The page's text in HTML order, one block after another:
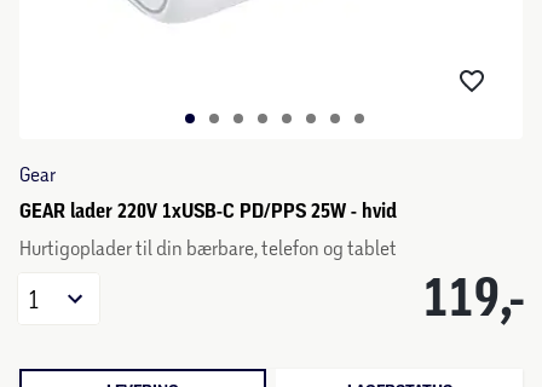
Gear
GEAR lader 220V 1xUSB-C PD/PPS 25W - hvid
Hurtigoplader til din bærbare, telefon og tablet
119,-
1